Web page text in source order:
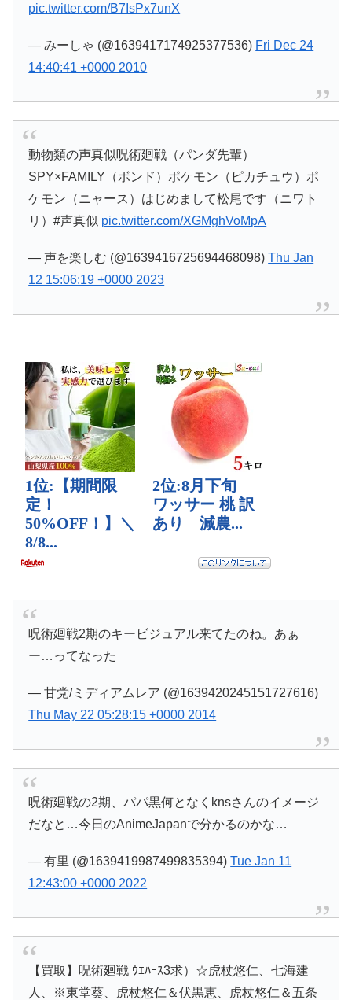
pic.twitter.com/B7IsPx7unX
— みーしゃ (@1639417174925377536) Fri Dec 24
14:40:41 +0000 2010
動物類の声真似呪術廻戦（パンダ先輩）
SPY×FAMILY（ボンド）ポケモン（ピカチュウ）ポ
ケモン（ニャース）はじめまして松尾です（ニワト
リ）#声真似 pic.twitter.com/XGMghVoMpA
— 声を楽しむ (@1639416725694468098)Thu Jan
12 15:06:19 +0000 2023
呪術廻戦2期のキービジュアル来てたのね。あぁ
ー…ってなった
— 甘党/ミディアムレア (@1639420245151727616)
Thu May 22 05:28:15 +0000 2014
呪術廻戦の2期、パパ黒何となくknsさんのイメージ
だなと…今日のAnimeJapanで分かるのかな…
— 有里 (@1639419987499835394)Tue Jan 11
12:43:00 +0000 2022
【買取】呪術廻戦 ｳｴﾊｰｽ3求）☆虎杖悠仁、七海建
人、※東堂葵、虎杖悠仁＆伏黒恵、虎杖悠仁＆五条